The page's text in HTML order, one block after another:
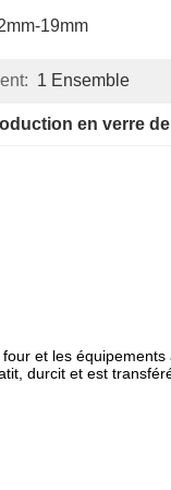
19mm
1 Ensemble
en verre
et les
durcit et est